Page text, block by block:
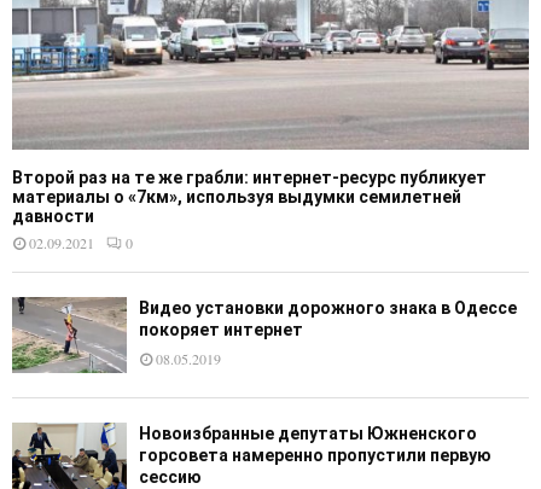
Второй раз на те же грабли: интернет-ресурс публикует
материалы о «7км», используя выдумки семилетней
давности
02.09.2021
0
Видео установки дорожного знака в Одессе
покоряет интернет
08.05.2019
Новоизбранные депутаты Южненского
горсовета намеренно пропустили первую
сессию